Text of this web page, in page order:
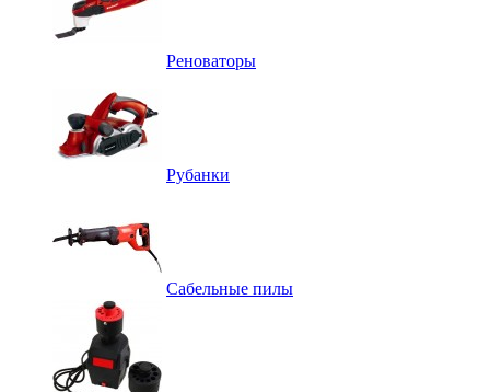
Реноваторы
Рубанки
Сабельные пилы